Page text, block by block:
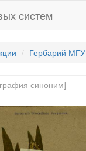
систем
Гербарий МГУ